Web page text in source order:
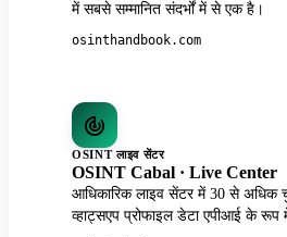
में सबसे सम्मानित संदर्भों में से एक है।
osinthandbook.com
OSINT लाइव सेंटर
OSINT Cabal · Live Center
आधिकारिक लाइव सेंटर में 30 से अधिक
व्हाट्सएप प्रोफाइल डेटा एपीआई के रूप